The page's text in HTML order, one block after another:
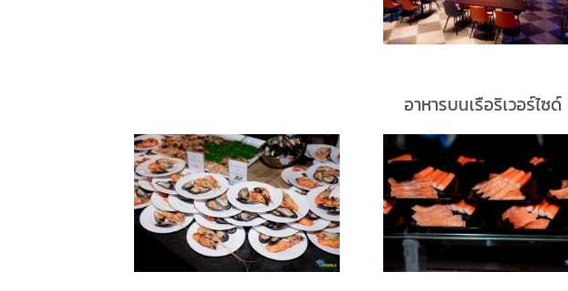
อาหารบนเรือริเวอร์ไซด์